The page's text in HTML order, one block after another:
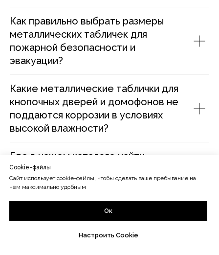
Как правильно выбрать размеры
металлических табличек для
пожарной безопасности и
эвакуации?
Какие металлические таблички для
кнопочных дверей и домофонов не
поддаются коррозии в условиях
высокой влажности?
Где в нашем каталоге найти
нестандартные металлические
таблички, например, в форме листа
Cookie-файлы
Сайт использует cookie-файлы, чтобы сделать ваше пребывание на
нём максимально удобным
Ок
Настроить Cookie